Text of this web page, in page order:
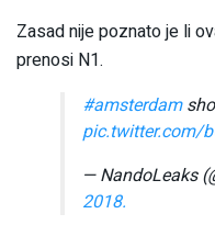
Zasad nije poznato je li
prenosi N1.
#amsterdam
pic.twitter.com/
— NandoLeaks
2018.